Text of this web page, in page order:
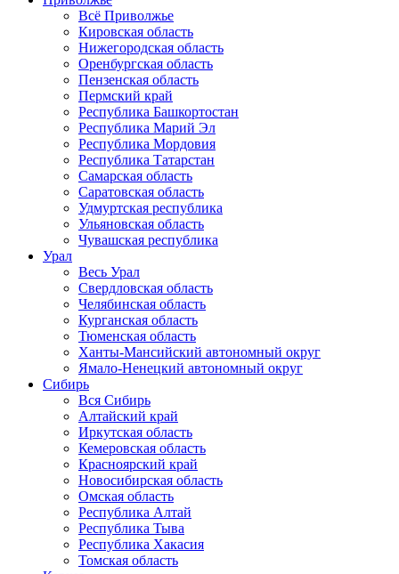
Всё Приволжье
Кировская область
Нижегородская область
Оренбургская область
Пензенская область
Пермский край
Республика Башкортостан
Республика Марий Эл
Республика Мордовия
Республика Татарстан
Самарская область
Саратовская область
Удмуртская республика
Ульяновская область
Чувашская республика
Урал
Весь Урал
Свердловская область
Челябинская область
Курганская область
Тюменская область
Ханты-Мансийский автономный округ
Ямало-Ненецкий автономный округ
Сибирь
Вся Сибирь
Алтайский край
Иркутская область
Кемеровская область
Красноярский край
Новосибирская область
Омская область
Республика Алтай
Республика Тыва
Республика Хакасия
Томская область